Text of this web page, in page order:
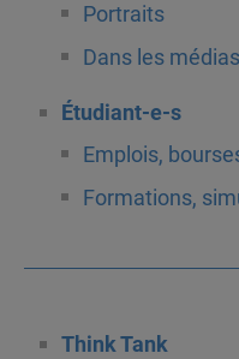
Portraits
Dans les médias
Étudiant-e-s
Emplois,
Formations,
Think Tank